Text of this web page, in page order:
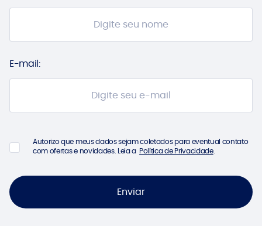
E-mail:
Autorizo que meus dados sejam coletados para eventual contato
com ofertas e novidades. Leia a Política de Privacidade.
Enviar